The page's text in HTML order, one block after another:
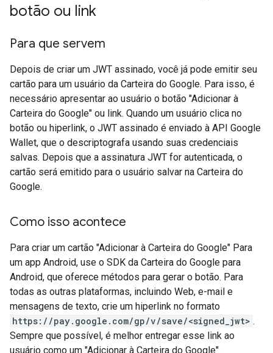
botão ou link
Para que servem
Depois de criar um JWT assinado, você já pode emitir seu
cartão para um usuário da Carteira do Google. Para isso, é
necessário apresentar ao usuário o botão "Adicionar à
Carteira do Google" ou link. Quando um usuário clica no
botão ou hiperlink, o JWT assinado é enviado à API Google
Wallet, que o descriptografa usando suas credenciais
salvas. Depois que a assinatura JWT for autenticada, o
cartão será emitido para o usuário salvar na Carteira do
Google.
Como isso acontece
Para criar um cartão "Adicionar à Carteira do Google" Para
um app Android, use o SDK da Carteira do Google para
Android, que oferece métodos para gerar o botão. Para
todas as outras plataformas, incluindo Web, e-mail e
mensagens de texto, crie um hiperlink no formato
https://pay.google.com/gp/v/save/<signed_jwt> .
Sempre que possível, é melhor entregar esse link ao
usuário como um "Adicionar à Carteira do Google" .